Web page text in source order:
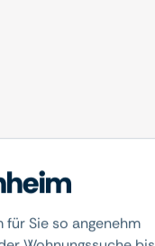
für Sie so angenehm